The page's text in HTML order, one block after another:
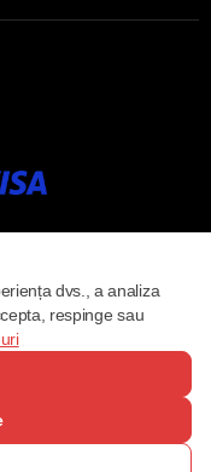
dvs., a analiza
respinge sau